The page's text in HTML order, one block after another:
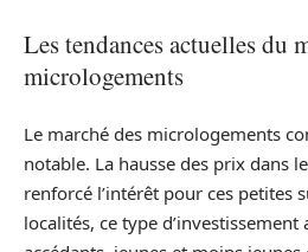
Les tendances actuelles du
micrologements
Le marché des micrologements
notable. La hausse des prix dans
renforcé l’intérêt pour ces petites
localités, ce type